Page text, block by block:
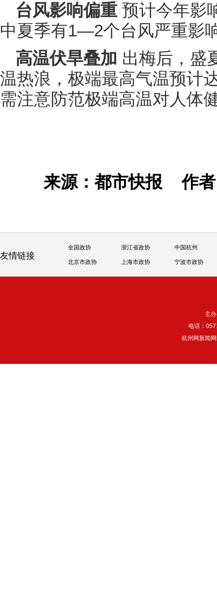
台风影响偏重 预计今年影
中夏季有1—2个台风严重影
高温伏旱叠加 出梅后，盛
温热浪，极端最高气温预计
需注意防范极端高温对人体
来源：都市快报作
友情链接
全国政协 浙江省政协 中国杭州
北京市政协 上海市政协 宁波市政协
主
电话：
杭州网新闻